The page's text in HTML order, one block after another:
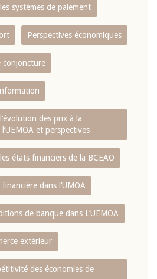
systèmes de paiement
Perspectives économiques
conjoncture
des prix à la
et perspectives
états financiers de la BCEAO
dans l‘UMOA
de banque dans L‘UEMOA
extérieur
des économies de